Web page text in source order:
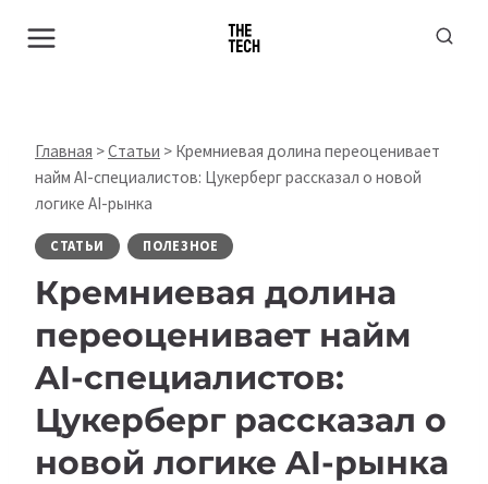
Главная >Статьи > Кремниевая долина переоценивает
найм AI-специалистов: Цукерберг рассказал о новой
логике AI-рынка
СТАТЬИ ПОЛЕЗНОЕ
Кремниевая долина
переоценивает найм
AI-специалистов:
Цукерберг рассказал о
новой логике AI-рынка